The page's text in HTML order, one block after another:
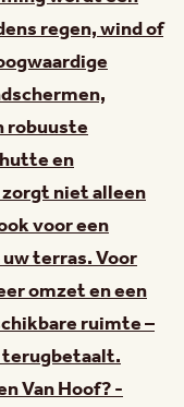
regen, wind of
robuuste
en
niet alleen
voor een
terras. Voor
omzet en een
ruimte –
Van Hoof? -